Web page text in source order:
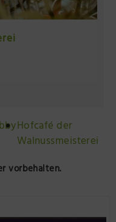
Hofcafé der
Walnussmeisterei
vorbehalten.